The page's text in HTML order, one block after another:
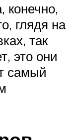
конечно,
глядя на
так
это они
самый